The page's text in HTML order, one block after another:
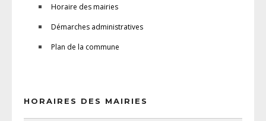
Horaire des mairies
Démarches administratives
Plan de la commune
HORAIRES DES MAIRIES